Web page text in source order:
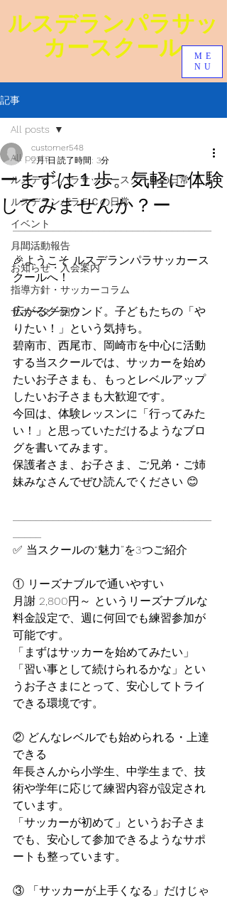
ME
NU
ルスデランパラ​サッ
カースクール
記事
All posts
ルスデランパラサッカースクールの日常
ルスデランパラＦＣの日常
イベント
月間活動報告
お知らせ・入会案内
指導方針・サッカーコラム
サポーター紹介
All posts
ーまずは１歩。気軽に体験
してみませんか？ー
customer548
2月1日 読了時間: 3分
___________________________________
_____
🎉ようこそ ルスデランパラサッカース
クールへ！
広がるグラウンド。子どもたちの「や
りたい！」という気持ち。
碧南市、西尾市、岡崎市を中心に活動
する当スクールでは、サッカーを始め
たいお子さまも、もっとレベルアップ
したいお子さまも大歓迎です。
今回は、体験レッスンに「行ってみた
い！」と思っていただけるようなブロ
グを書いてみます。
保護者さま、お子さま、ご兄弟・ご姉
妹みなさんでぜひ読んでください 😊
✅ 当スクールの“魅力”を3つご紹介
① リーズナブルで通いやすい
月謝 2,800円～ というリーズナブルな
料金設定で、週に何回でも練習参加が
可能です。
「まずはサッカーを始めてみたい」
「習い事として続けられるかな」とい
うお子さまにとって、安心してトライ
できる環境です。
② どんなレベルでも始められる・上達
できる
年長さんから小学生、中学生まで、技
術や学年に応じて練習内容が設定され
ています。
「サッカーが初めて」というお子さま
でも、安心して参加できるようなサポ
ートも整っています。
③ 「サッカーが上手くなる」だけじゃ